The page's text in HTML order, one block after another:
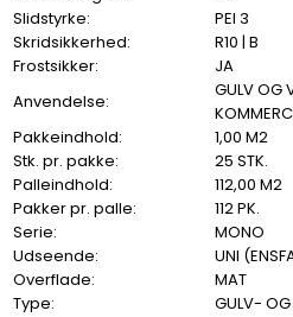
Slidstyrke:
PEI 3
Skridsikkerhed:
R10 | B
Frostsikker:
JA
Anvendelse:
GULV OG
Pakkeindhold:
1,00 M2
Stk. pr. pakke:
25 STK.
Palleindhold:
112,00 M2
Pakker pr. palle:
112 PK.
Serie:
MONO
Udseende:
UNI
Overflade:
MAT
Type:
GULV- OG